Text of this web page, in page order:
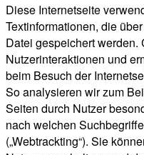
Diese Internetseite
Textinformationen, die
Datei gespeichert werden.
Nutzerinteraktionen und
beim Besuch der
So analysieren wir zum
Seiten durch Nutzer
nach welchen
(„Webtrackting“). Sie